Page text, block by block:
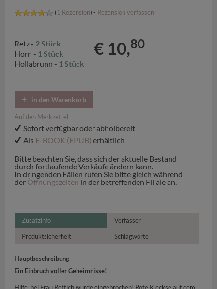
(1 Rezension) - Rezension verfassen
Retz - 2 Stück
Horn - 1 Stück
Hollabrunn - 1 Stück
€ 10,80
in den Warenkorb
Auf den Merkzettel
Sofort verfügbar oder abholbereit
Als E-BOOK (EPUB) erhältlich
Bitte beachten Sie, dass sich der aktuelle Bestand
durch fortlaufende Verkäufe ändern kann.
In dringenden Fällen rufen Sie bitte gleich während
der Öffnungszeiten in der betreffenden Filiale an.
Zusatzinfo Verfasser
Produktsicherheit Schlagworte
Hauptbeschreibung
Ein Einbruch voller Geheimnisse!
Hilfe, bei Frau Rettich wurde eingebrochen! Rote Kleckse auf dem